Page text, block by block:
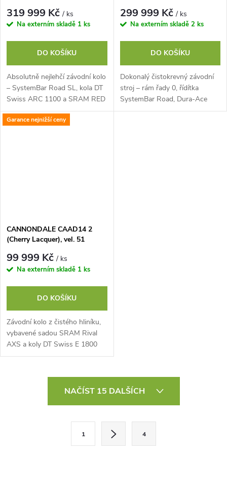
319 999 Kč/ ks
Na externím skladě 1 ks
DO KOŠÍKU
Absolutně nejlehčí závodní kolo
– SystemBar Road SL, kola DT
Swiss ARC 1100 a SRAM RED
AXS
299 999 Kč/ ks
Na externím skladě 2 ks
DO KOŠÍKU
Dokonalý čistokrevný závodní
stroj – rám řady 0, řídítka
SystemBar Road, Dura-Ace
Di2, kola Reserve 57|64
Garance nejnižší ceny
CANNONDALE CAAD14 2
(Cherry Lacquer), vel. 51
99 999 Kč/ ks
Na externím skladě 1 ks
DO KOŠÍKU
Závodní kolo z čistého hliníku,
vybavené sadou SRAM Rival
AXS a koly DT Swiss E 1800
NAČÍST 15 DALŠÍCH
1 4